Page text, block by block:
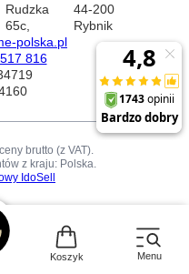
Koszyk Menu
Rudzka
65c,
44-200
Rybnik
polska.pl
816
brutto (z VAT).
z kraju: Polska